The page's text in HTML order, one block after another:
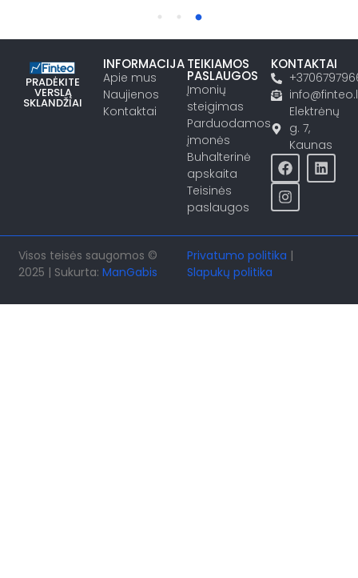
PRADĖKITE
VERSLĄ
SKLANDŽIAI
INFORMACIJA
Apie mus
Naujienos
Kontaktai
TEIKIAMOS
PASLAUGOS
Įmonių
steigimas
Parduodamos
įmonės
Buhalterinė
apskaita
Teisinės
paslaugos
KONTAKTAI
Elektrėnų
g. 7,
Kaunas
Visos teisės saugomos ©
2025 | Sukurta:ManGabis
Privatumo politika |
Slapukų politika